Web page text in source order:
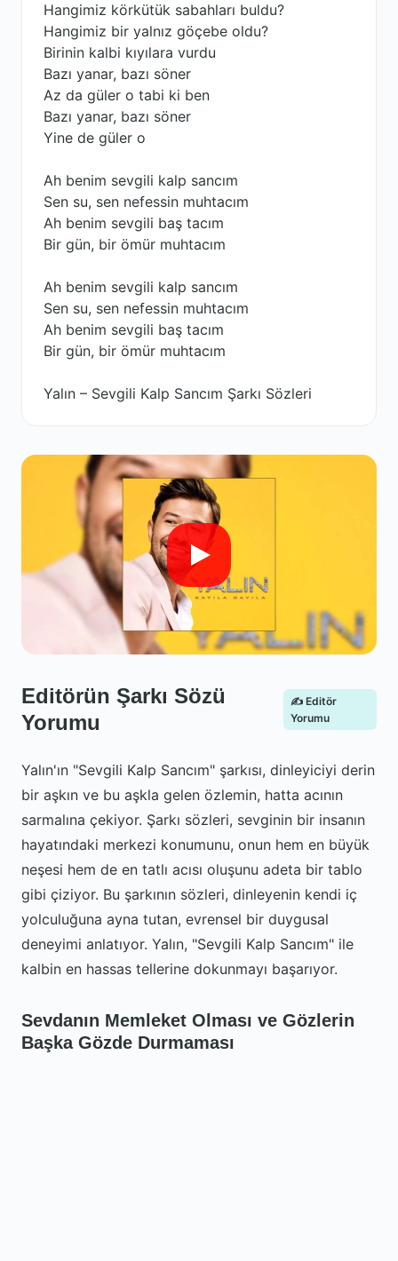
Hangimiz körkütük sabahları buldu?
Hangimiz bir yalnız göçebe oldu?
Birinin kalbi kıyılara vurdu
Bazı yanar, bazı söner
Az da güler o tabi ki ben
Bazı yanar, bazı söner
Yine de güler o
Ah benim sevgili kalp sancım
Sen su, sen nefessin muhtacım
Ah benim sevgili baş tacım
Bir gün, bir ömür muhtacım
Ah benim sevgili kalp sancım
Sen su, sen nefessin muhtacım
Ah benim sevgili baş tacım
Bir gün, bir ömür muhtacım
Yalın – Sevgili Kalp Sancım Şarkı Sözleri
Editörün Şarkı Sözü
Yorumu
✍️ Editör
Yorumu
Yalın'ın "Sevgili Kalp Sancım" şarkısı, dinleyiciyi derin
bir aşkın ve bu aşkla gelen özlemin, hatta acının
sarmalına çekiyor. Şarkı sözleri, sevginin bir insanın
hayatındaki merkezi konumunu, onun hem en büyük
neşesi hem de en tatlı acısı oluşunu adeta bir tablo
gibi çiziyor. Bu şarkının sözleri, dinleyenin kendi iç
yolculuğuna ayna tutan, evrensel bir duygusal
deneyimi anlatıyor. Yalın, "Sevgili Kalp Sancım" ile
kalbin en hassas tellerine dokunmayı başarıyor.
Sevdanın Memleket Olması ve Gözlerin
Başka Gözde Durmaması